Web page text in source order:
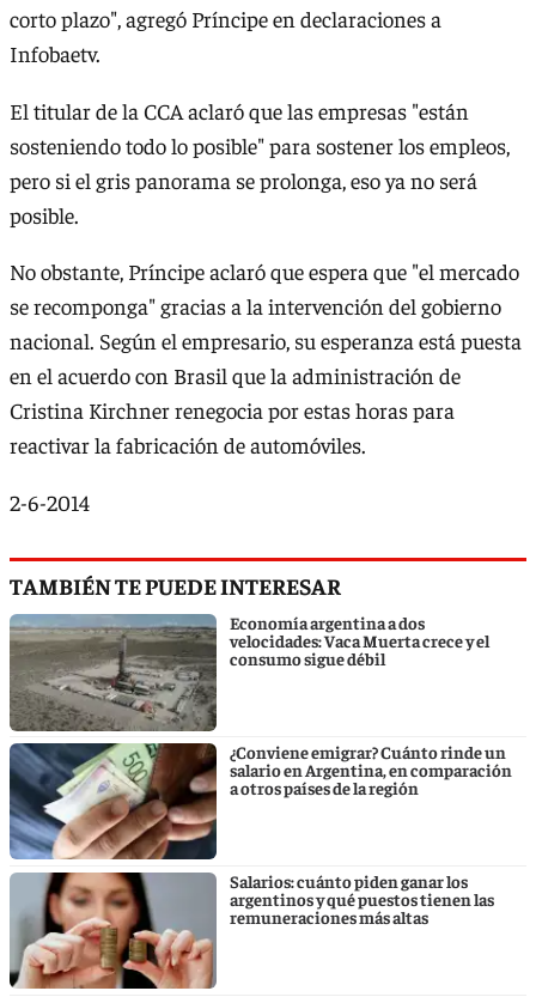
corto plazo", agregó Príncipe en declaraciones a
Infobaetv.
El titular de la CCA aclaró que las empresas "están
sosteniendo todo lo posible" para sostener los empleos,
pero si el gris panorama se prolonga, eso ya no será
posible.
No obstante, Príncipe aclaró que espera que "el mercado
se recomponga" gracias a la intervención del gobierno
nacional. Según el empresario, su esperanza está puesta
en el acuerdo con Brasil que la administración de
Cristina Kirchner renegocia por estas horas para
reactivar la fabricación de automóviles.
2-6-2014
TAMBIÉN TE PUEDE INTERESAR
Economía argentina a dos
velocidades: Vaca Muerta crece y el
consumo sigue débil
¿Conviene emigrar? Cuánto rinde un
salario en Argentina, en comparación
a otros países de la región
Salarios: cuánto piden ganar los
argentinos y qué puestos tienen las
remuneraciones más altas